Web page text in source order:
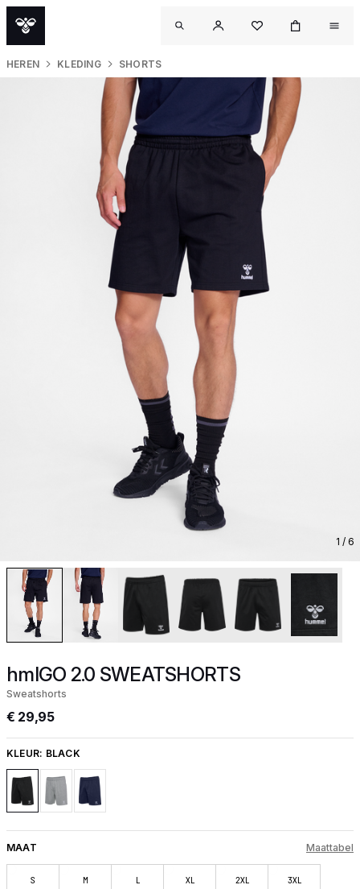
HEREN KLEDING SHORTS
1 / 6
hmlGO 2.0 SWEATSHORTS
Sweatshorts
€ 29,95
KLEUR: BLACK
MAAT Maattabel
S M L XL 2XL 3XL